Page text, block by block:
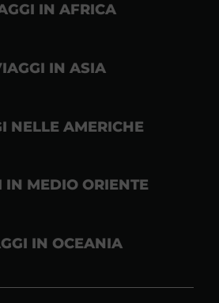
IN AFRICA
IN ASIA
NELLE AMERICHE
IN MEDIO ORIENTE
IN OCEANIA